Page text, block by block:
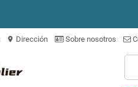
location_on Dirección Sobre nosotros